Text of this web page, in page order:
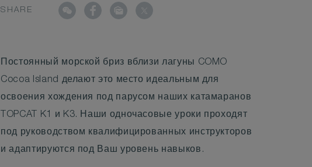
SHARE
Постоянный морской бриз вблизи лагуны COMO
Cocoa Island делают это место идеальным для
освоения хождения под парусом наших катамаранов
TOPCAT K1 и K3. Наши одночасовые уроки проходят
под руководством квалифицированных инструкторов
и адаптируются под Ваш уровень навыков.